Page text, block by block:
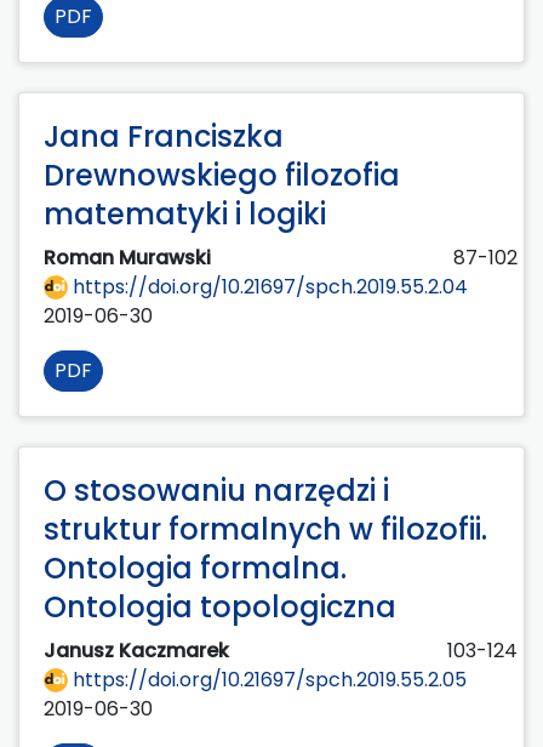
PDF
Jana Franciszka
Drewnowskiego filozofia
matematyki i logiki
Roman Murawski
87-102
https://doi.org/10.21697/spch.2019.55.2.04
2019-06-30
PDF
O stosowaniu narzędzi i
struktur formalnych w filozofii.
Ontologia formalna.
Ontologia topologiczna
Janusz Kaczmarek
103-124
https://doi.org/10.21697/spch.2019.55.2.05
2019-06-30